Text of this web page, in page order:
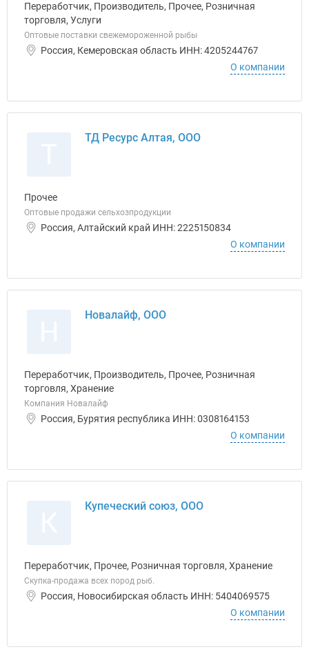
Переработчик, Производитель, Прочее, Розничная
торговля, Услуги
Оптовые поставки свежемороженной рыбы
Россия, Кемеровская область ИНН: 4205244767
О компании
ТД Ресурс Алтая, ООО
Прочее
Оптовые продажи сельхозпродукции
Россия, Алтайский край ИНН: 2225150834
О компании
Новалайф, ООО
Переработчик, Производитель, Прочее, Розничная
торговля, Хранение
Компания Новалайф
Россия, Бурятия республика ИНН: 0308164153
О компании
Купеческий союз, ООО
Переработчик, Прочее, Розничная торговля, Хранение
Скупка-продажа всех пород рыб.
Россия, Новосибирская область ИНН: 5404069575
О компании